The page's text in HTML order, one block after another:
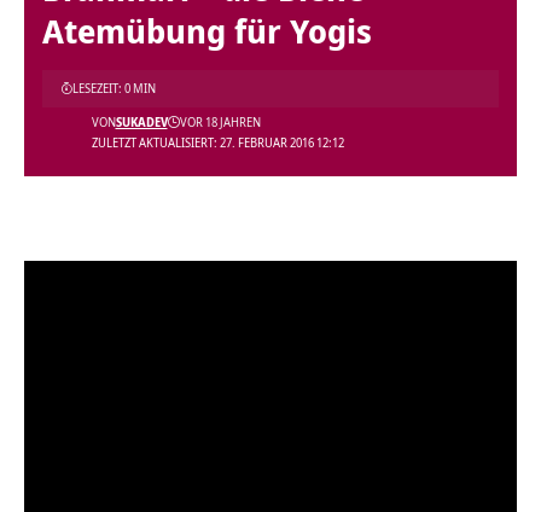
Atemübung für Yogis
ZULETZT AKTUALISIERT: 27. FEBRUAR 2016 12:12
VONSUKADEV VOR 18 JAHREN
LESEZEIT: 0 MIN